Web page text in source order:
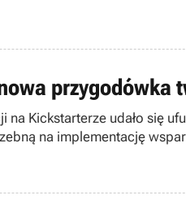
przygodówka
na Kickstarterze udało się
na implementację